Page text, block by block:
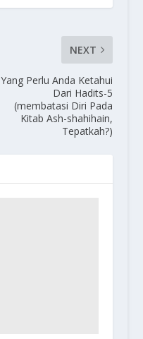
NEXT
Yang Perlu Anda Ketahui
Dari Hadits-5
(membatasi Diri Pada
Kitab Ash-shahihain,
Tepatkah?)